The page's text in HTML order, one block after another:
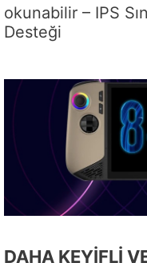
okunabilir – IPS
Desteği
DAHA KEYİFLİ